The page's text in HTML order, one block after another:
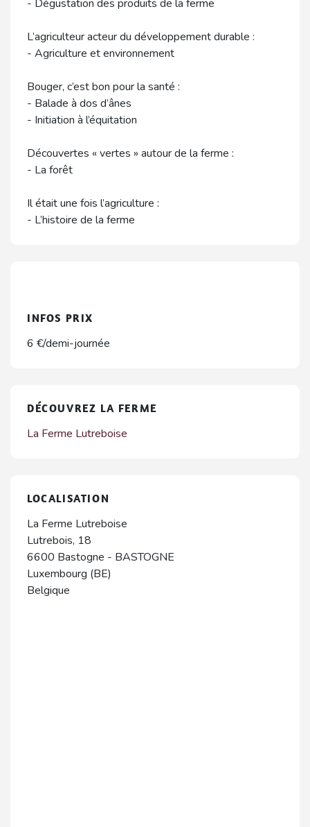
- Dégustation des produits de la ferme
L’agriculteur acteur du développement durable :
- Agriculture et environnement
Bouger, c’est bon pour la santé :
- Balade à dos d’ânes
- Initiation à l’équitation
Découvertes « vertes » autour de la ferme :
- La forêt
Il était une fois l’agriculture :
- L’histoire de la ferme
INFOS PRIX
6 €/demi-journée
DÉCOUVREZ LA FERME
La Ferme Lutreboise
LOCALISATION
La Ferme Lutreboise
Lutrebois, 18
6600 Bastogne - BASTOGNE
Luxembourg (BE)
Belgique